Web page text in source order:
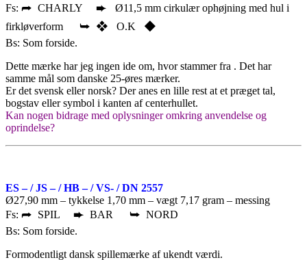
Fs: ⮫ CHARLY ➨ Ø11,5 mm cirkulær ophøjning med hul i
firkløverform ⮩ ❖ O.K ◆
Bs: Som forside.
Dette mærke har jeg ingen ide om, hvor stammer fra . Det har
samme mål som danske 25-øres mærker.
Er det svensk eller norsk? Der anes en lille rest at et præget tal,
bogstav eller symbol i kanten af centerhullet.
Kan nogen bidrage med oplysninger omkring anvendelse og
oprindelse?
ES – / JS – / HB – / VS- / DN 2557
Ø27,90 mm – tykkelse 1,70 mm – vægt 7,17 gram – messing
Fs: ⮫ SPIL ➨ BAR ⮩ NORD
Bs: Som forside.
Formodentligt dansk spillemærke af ukendt værdi.